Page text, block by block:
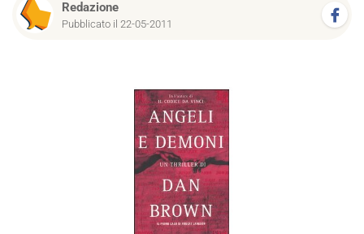
Redazione
Pubblicato il 22-05-2011